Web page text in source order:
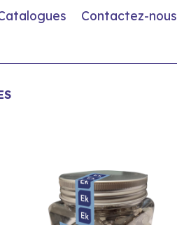
Contactez-nous